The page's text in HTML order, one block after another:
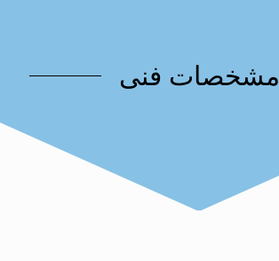
مشخصات فنی